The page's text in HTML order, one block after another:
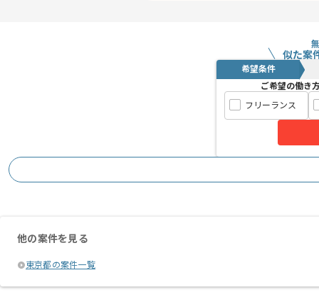
似た案
希望条件
ご希望の働き
フリーランス
他の案件を見る
東京都の案件一覧